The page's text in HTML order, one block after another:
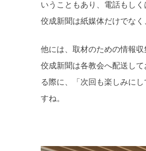
いうこともあり、電話もし
佼成新聞は紙媒体だけでなく
他には、取材のための情報
佼成新聞は各教会へ配送し
る際に、「次回も楽しみに
すね。